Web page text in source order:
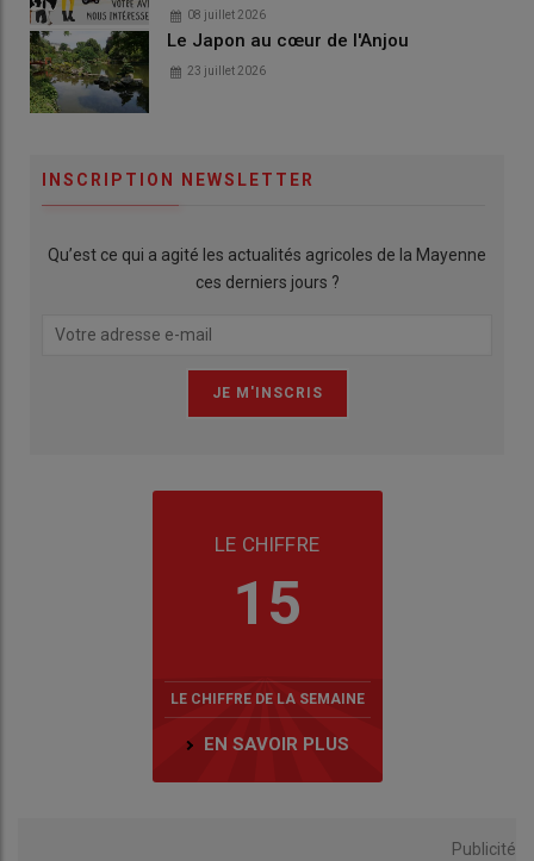
08 juillet 2026
Le Japon au cœur de l'Anjou
23 juillet 2026
INSCRIPTION NEWSLETTER
Qu’est ce qui a agité les actualités agricoles de la Mayenne
ces derniers jours ?
LE CHIFFRE
15
LE CHIFFRE DE LA SEMAINE
EN SAVOIR PLUS
Publicité